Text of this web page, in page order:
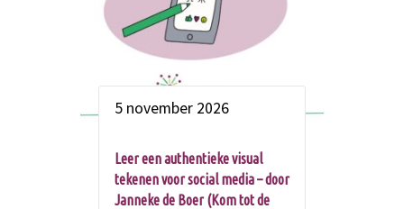
5 november 2026
Leer een authentieke visual
tekenen voor social media – door
Janneke de Boer (Kom tot de